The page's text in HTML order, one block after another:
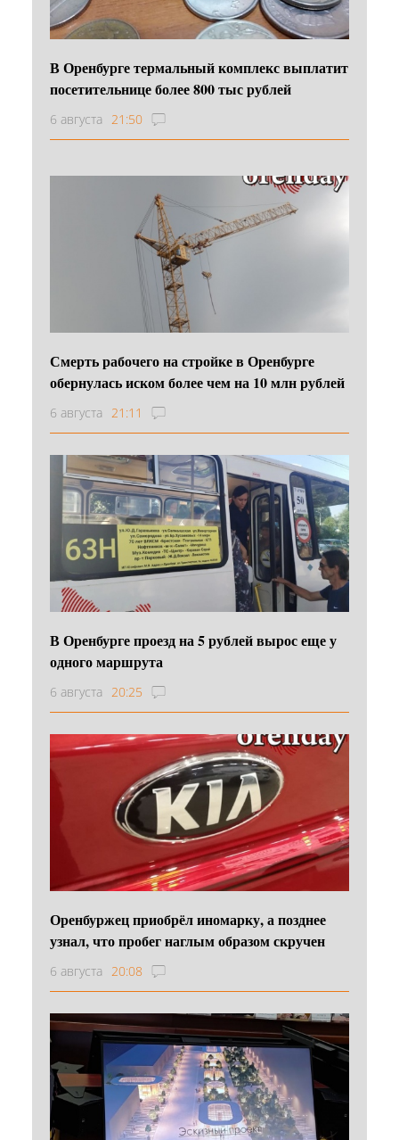
В Оренбурге термальный комплекс выплатит
посетительнице более 800 тыс рублей
6 августа 21:50
Смерть рабочего на стройке в Оренбурге
обернулась иском более чем на 10 млн рублей
6 августа 21:11
В Оренбурге проезд на 5 рублей вырос еще у
одного маршрута
6 августа 20:25
Оренбуржец приобрёл иномарку, а позднее
узнал, что пробег наглым образом скручен
6 августа 20:08